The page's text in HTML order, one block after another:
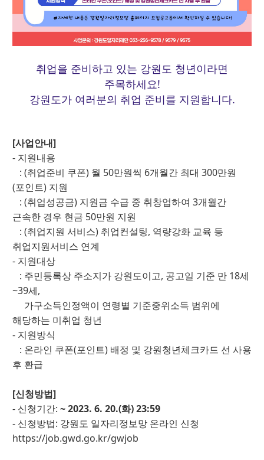
취업을 준비하고 있는 강원도 청년이라면
주목하세요!
강원도가 여러분의 취업 준비를 지원합니다.
[사업안내]
- 지원내용
: (취업준비 쿠폰) 월 50만원씩 6개월간 최대 300만원
(포인트) 지원
: (취업성공금) 지원금 수급 중 취창업하여 3개월간
근속한 경우 현금 50만원 지원
: (취업지원 서비스) 취업컨설팅, 역량강화 교육 등
취업지원서비스 연계
- 지원대상
: 주민등록상 주소지가 강원도이고, 공고일 기준 만 18세
~39세,
가구소득인정액이 연령별 기준중위소득 범위에
해당하는 미취업 청년
- 지원방식
: 온라인 쿠폰(포인트) 배정 및 강원청년체크카드 선 사용
후 환급
[신청방법]
- 신청기간: ~ 2023. 6. 20.(화) 23:59
- 신청방법: 강원도 일자리정보망 온라인 신청
https://job.gwd.go.kr/gwjob